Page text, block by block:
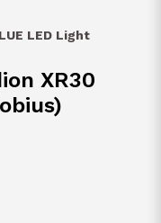
LED Light
XR30